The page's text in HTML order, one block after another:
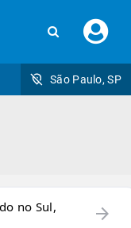
seu
São Paulo, SP
no Sul,
arrow_forward